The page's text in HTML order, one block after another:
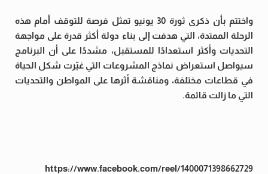
واختتم بأن ذكرى ثورة 30 يونيو تمثل فرصة للتوقف أمام هذه
الرحلة الممتدة، التي هدفت إلى بناء دولة أكثر قدرة على مواجهة
التحديات وأكثر استعدادًا للمستقبل، مشددًا على أن البرنامج
سيواصل استعراض نماذج المشروعات التي غيّرت شكل الحياة
في قطاعات مختلفة، ومناقشة أثرها على المواطن والتحديات
التي ما زالت قائمة.
https://www.facebook.com/reel/1400071398662729